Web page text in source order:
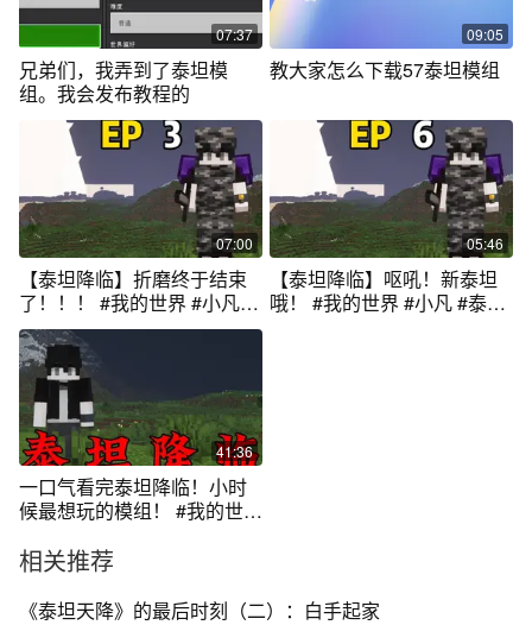
07:37
兄弟们，我弄到了泰坦模
组。我会发布教程的
09:05
教大家怎么下载57泰坦模组
07:00
【泰坦降临】折磨终于结束
了！！！ #我的世界 #小凡 #
泰坦降临
05:46
【泰坦降临】呕吼！新泰坦
哦！ #我的世界 #小凡 #泰坦
41:36
一口气看完泰坦降临！小时
候最想玩的模组！ #我的世界
相关推荐
《泰坦天降》的最后时刻（二）：白手起家